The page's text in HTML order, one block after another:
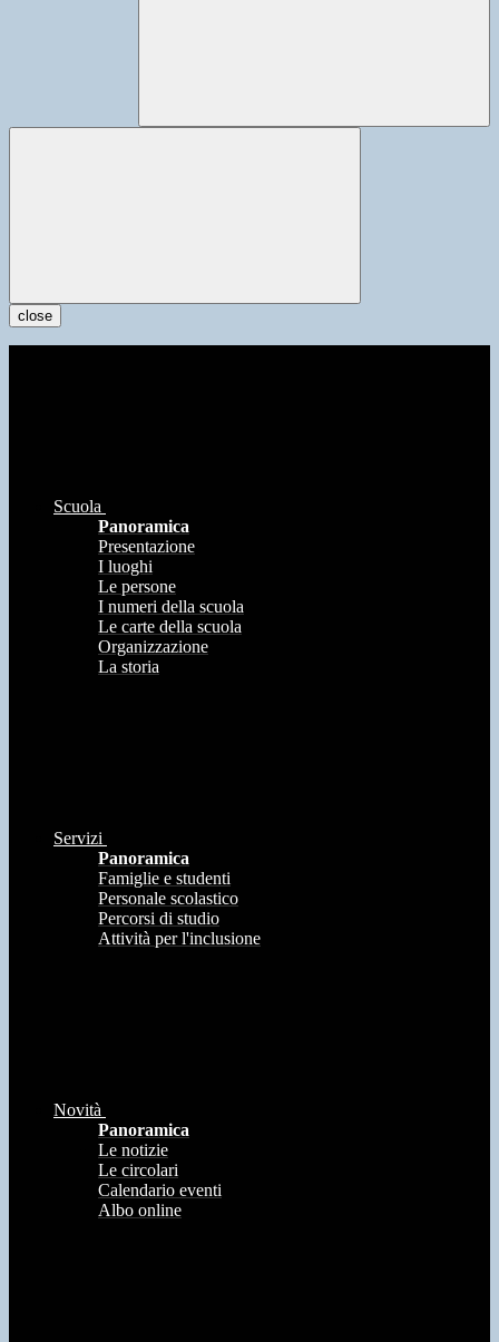
close
Scuola
Panoramica
Presentazione
I luoghi
Le persone
I numeri della scuola
Le carte della scuola
Organizzazione
La storia
Servizi
Panoramica
Famiglie e studenti
Personale scolastico
Percorsi di studio
Attività per l'inclusione
Novità
Panoramica
Le notizie
Le circolari
Calendario eventi
Albo online